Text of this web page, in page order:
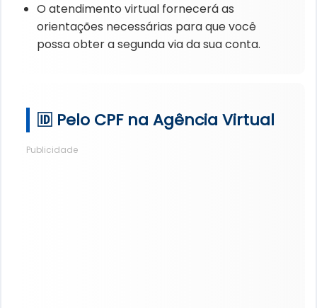
O atendimento virtual fornecerá as
orientações necessárias para que você
possa obter a segunda via da sua conta.
🆔 Pelo CPF na Agência Virtual
Publicidade